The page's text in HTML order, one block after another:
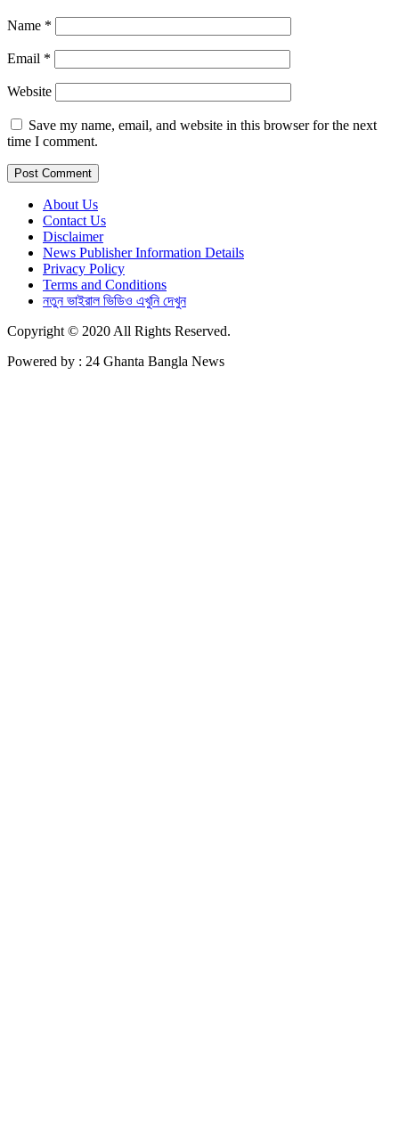
Name *
Email *
Website
Save my name, email, and website in this browser for the next
time I comment.
About Us
Contact Us
Disclaimer
News Publisher Information Details
Privacy Policy
Terms and Conditions
নতুন ভাইরাল ভিডিও এখুনি দেখুন
Copyright © 2020 All Rights Reserved.
Powered by : 24 Ghanta Bangla News